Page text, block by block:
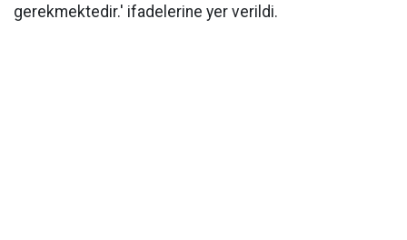
gerekmektedir.' ifadelerine yer verildi.